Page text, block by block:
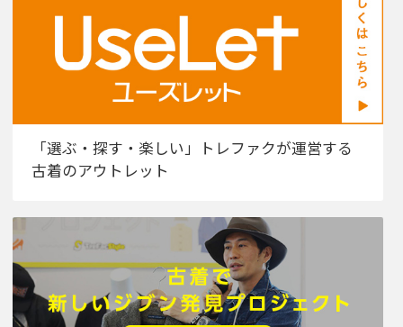
「選ぶ・探す・楽しい」トレファクが運営する
古着のアウトレット